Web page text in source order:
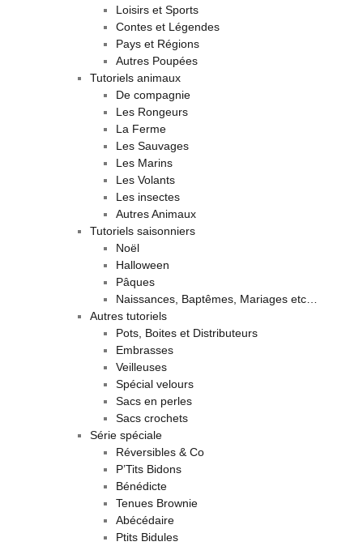
Loisirs et Sports
Contes et Légendes
Pays et Régions
Autres Poupées
Tutoriels animaux
De compagnie
Les Rongeurs
La Ferme
Les Sauvages
Les Marins
Les Volants
Les insectes
Autres Animaux
Tutoriels saisonniers
Noël
Halloween
Pâques
Naissances, Baptêmes, Mariages etc…
Autres tutoriels
Pots, Boites et Distributeurs
Embrasses
Veilleuses
Spécial velours
Sacs en perles
Sacs crochets
Série spéciale
Réversibles & Co
P’Tits Bidons
Bénédicte
Tenues Brownie
Abécédaire
Ptits Bidules